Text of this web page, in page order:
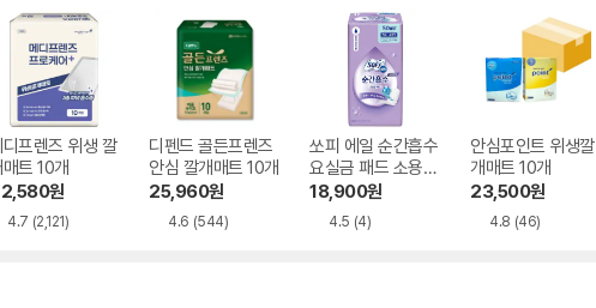
프렌즈 위생 깔
트 10개
원
4.7 (2,121)
디펜드 골든프렌즈
안심 깔개매트 10개
25,960원
4.6 (544)
쏘피 에일 순간흡수
요실금 패드 소용량
22개
18,900원
4.5 (4)
안심포인트 위생깔
개매트 10개
23,500원
4.8 (46)